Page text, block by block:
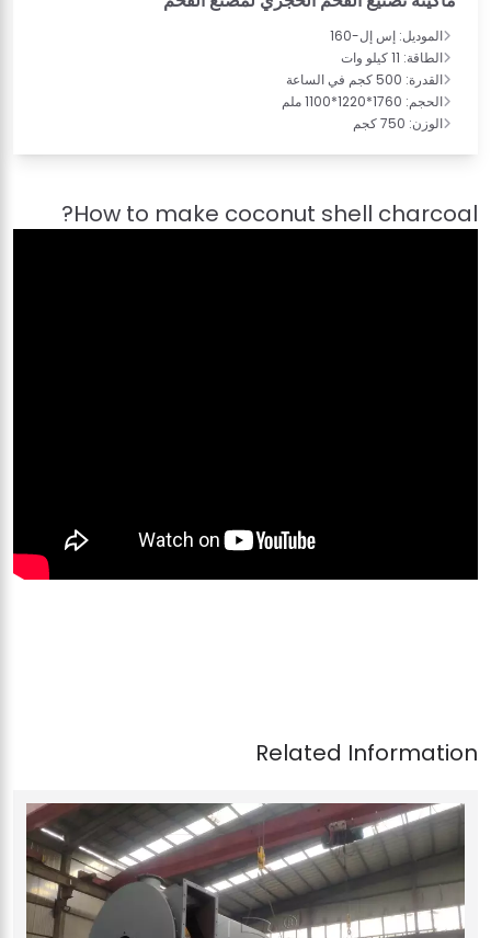
الموديل: إس إل-160
الطاقة: 11 كيلو وات
القدرة: 500 كجم في الساعة
الحجم: 1760*1220*1100 ملم
الوزن: 750 كجم